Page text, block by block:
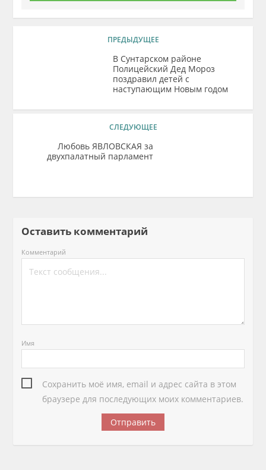
ПРЕДЫДУЩЕЕ
В Сунтарском районе
Полицейский Дед Мороз
поздравил детей с
наступающим Новым годом
СЛЕДУЮЩЕЕ
Любовь ЯВЛОВСКАЯ за
двухпалатный парламент
Оставить комментарий
Комментарий
Имя
Сохранить моё имя, email и адрес сайта в этом
браузере для последующих моих комментариев.